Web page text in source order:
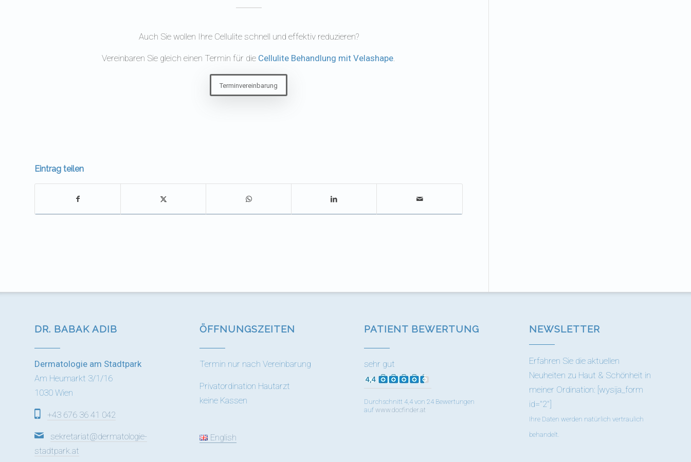
Auch Sie wollen Ihre Cellulite schnell und effektiv reduzieren?
Vereinbaren Sie gleich einen Termin für die Cellulite Behandlung mit Velashape.
Terminvereinbarung
Eintrag teilen
DR. BABAK ADIB
Dermatologie am Stadtpark
Am Heumarkt 3/1/16
1030 Wien
+43 676 36 41 042
sekretariat@dermatologie-
stadtpark.at
ÖFFNUNGS­ZEITEN
Termin nur nach Vereinbarung
Privatordination Hautarzt
keine Kassen
English
PATIENT BEWERTUNG
sehr gut
Durchschnitt 4,4 von 24 Bewertungen
aufwww.docfinder.at
NEWSLETTER
Erfahren Sie die aktuellen
Neuheiten zu Haut & Schönheit in
meiner Ordination: [wysija_form
id="2"]
Ihre Daten werden natürlich vertraulich
behandelt.